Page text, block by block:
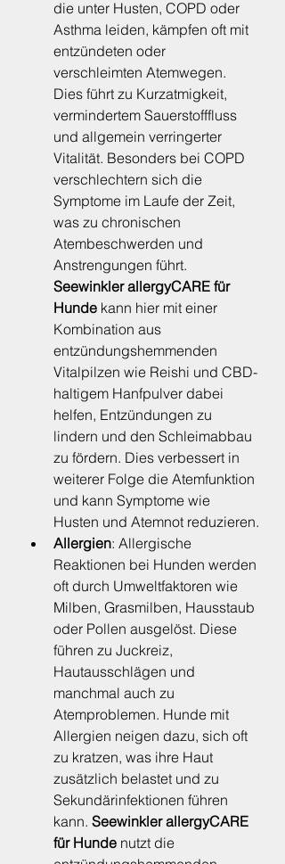
die unter Husten, COPD oder
Asthma leiden, kämpfen oft mit
entzündeten oder
verschleimten Atemwegen.
Dies führt zu Kurzatmigkeit,
vermindertem Sauerstofffluss
und allgemein verringerter
Vitalität. Besonders bei COPD
verschlechtern sich die
Symptome im Laufe der Zeit,
was zu chronischen
Atembeschwerden und
Anstrengungen führt.
Seewinkler allergyCARE für
Hunde kann hier mit einer
Kombination aus
entzündungshemmenden
Vitalpilzen wie Reishi und CBD-
haltigem Hanfpulver dabei
helfen, Entzündungen zu
lindern und den Schleimabbau
zu fördern. Dies verbessert in
weiterer Folge die Atemfunktion
und kann Symptome wie
Husten und Atemnot reduzieren.
Allergien: Allergische
Reaktionen bei Hunden werden
oft durch Umweltfaktoren wie
Milben, Grasmilben, Hausstaub
oder Pollen ausgelöst. Diese
führen zu Juckreiz,
Hautausschlägen und
manchmal auch zu
Atemproblemen. Hunde mit
Allergien neigen dazu, sich oft
zu kratzen, was ihre Haut
zusätzlich belastet und zu
Sekundärinfektionen führen
kann. Seewinkler allergyCARE
für Hunde nutzt die